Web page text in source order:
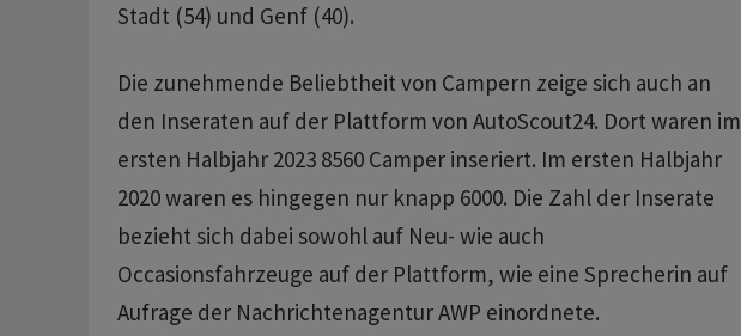
Stadt (54) und Genf (40).
Die zunehmende Beliebtheit von Campern zeige sich auch an
den Inseraten auf der Plattform von AutoScout24. Dort waren im
ersten Halbjahr 2023 8560 Camper inseriert. Im ersten Halbjahr
2020 waren es hingegen nur knapp 6000. Die Zahl der Inserate
bezieht sich dabei sowohl auf Neu- wie auch
Occasionsfahrzeuge auf der Plattform, wie eine Sprecherin auf
Aufrage der Nachrichtenagentur AWP einordnete.